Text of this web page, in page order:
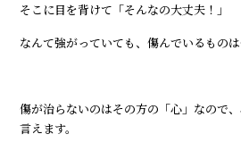
そこに目を背けて「そんなの大丈夫！」
なんて強がっていても、傷んでいるものは
傷が治らないのはその方の「心」なので
言えます。